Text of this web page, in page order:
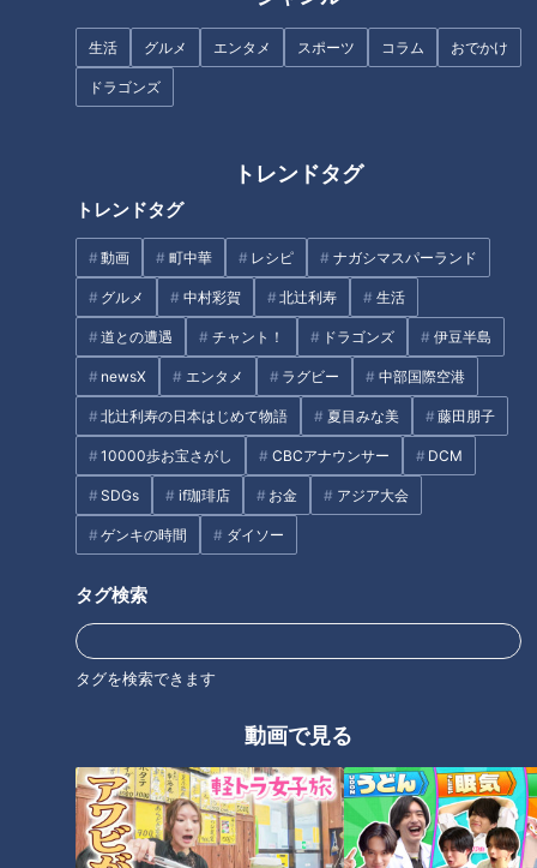
生活 グルメ エンタメ スポーツ コラム おでかけ
ドラゴンズ
トレンドタグ
トレンドタグ
動画 町中華 レシピ ナガシマスパーランド
グルメ 中村彩賀 北辻利寿 生活
道との遭遇 チャント！ ドラゴンズ 伊豆半島
newsX エンタメ ラグビー 中部国際空港
北辻利寿の日本はじめて物語 夏目みな美 藤田朋子
10000歩お宝さがし CBCアナウンサー DCM
SDGs if珈琲店 お金 アジア大会
ゲンキの時間 ダイソー
タグ検索
タグを検索できます
動画で見る
ＣＢＣテレビと愛知県安城市と
の「防災・減災パートナーシッ
たな推し活！？『マッチョ人力
「太田×石井のデララバトーク
ライブ」の第4弾が開催決定！
難読地名「斑鳩町」に挑戦！ #
みてちょてれび #ウラオモテレ
ビ #コラボ #斑鳩町 #榊原アナ
#夏目アナ #福島アナ #海渡アナ
タグ
グルメ ゴゴスマ
オススメ関連コンテンツ